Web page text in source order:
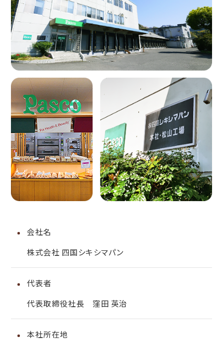
会社名
株式会社 四国シキシマパン
代表者
代表取締役社長 窪田 英治
本社所在地